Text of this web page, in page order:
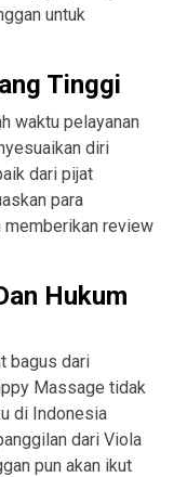
untuk
Tinggi
waktu pelayanan
diri
dari pijat
para
memberikan review
Hukum
bagus dari
Massage tidak
di Indonesia
dari Viola
pun akan ikut